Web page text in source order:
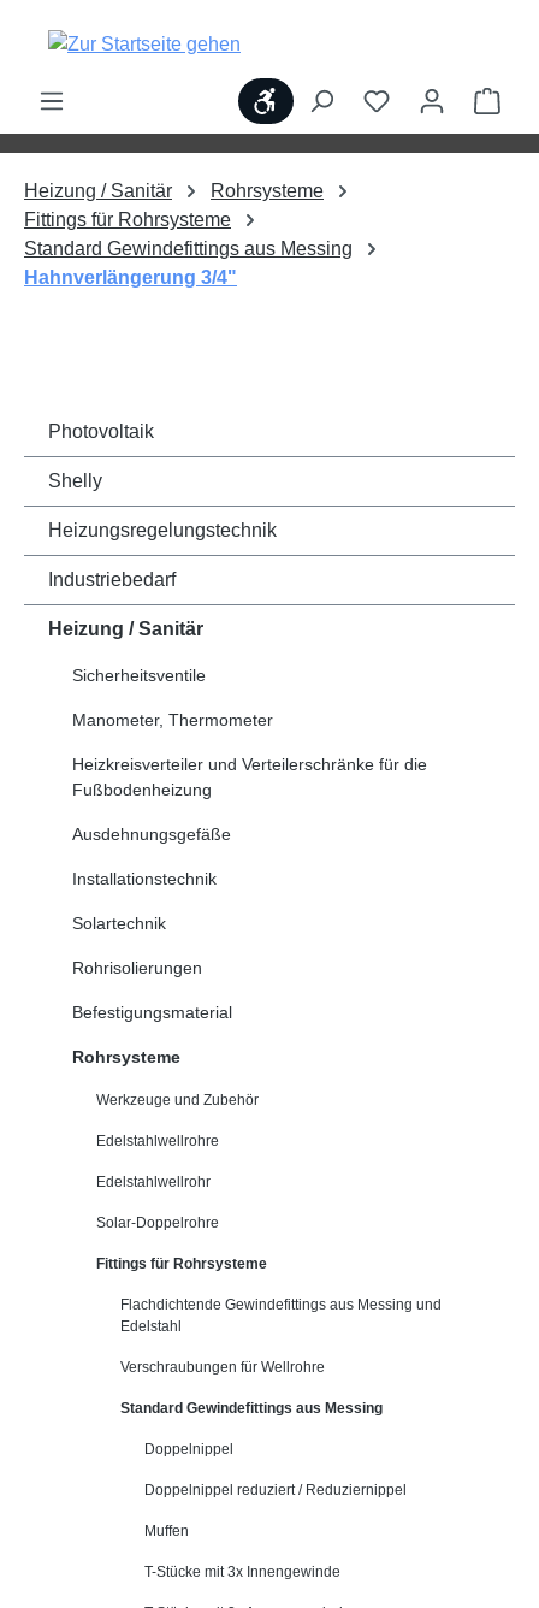
springen
Werkzeugleiste anzeigen
Heizung / Sanitär
Rohrsysteme
Fittings für Rohrsysteme
Standard Gewindefittings aus Messing
Hahnverlängerung 3/4"
Photovoltaik
Shelly
Heizungsregelungstechnik
Industriebedarf
Heizung / Sanitär
Sicherheitsventile
Manometer, Thermometer
Heizkreisverteiler und Verteilerschränke für die
Fußbodenheizung
Ausdehnungsgefäße
Installationstechnik
Solartechnik
Rohrisolierungen
Befestigungsmaterial
Rohrsysteme
Werkzeuge und Zubehör
Edelstahlwellrohre
Edelstahlwellrohr
Solar-Doppelrohre
Fittings für Rohrsysteme
Flachdichtende Gewindefittings aus Messing und
Edelstahl
Verschraubungen für Wellrohre
Standard Gewindefittings aus Messing
Doppelnippel
Doppelnippel reduziert / Reduziernippel
Muffen
T-Stücke mit 3x Innengewinde